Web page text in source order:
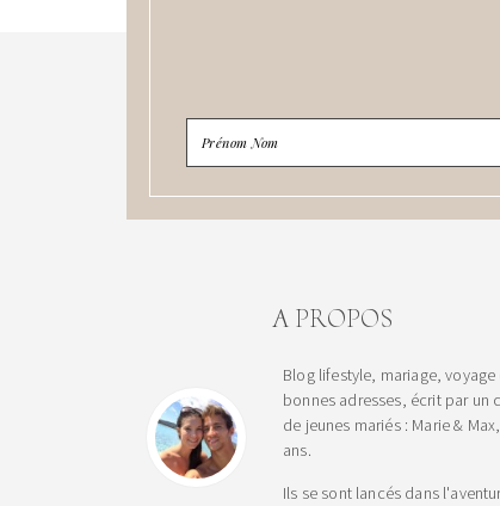
A PROPOS
Blog lifestyle, mariage, voyage
bonnes adresses, écrit par un
de jeunes mariés : Marie &
ans.
Ils se sont lancés dans